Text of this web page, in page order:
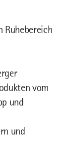
vom
und
und